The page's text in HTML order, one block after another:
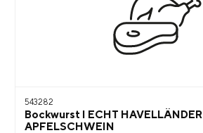
543282
Bockwurst I ECHT HAVELLÄNDER
APFELSCHWEIN